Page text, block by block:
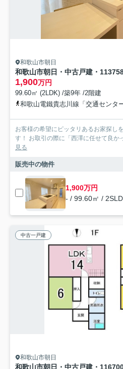
和歌山市朝日
和歌山市朝日・中古戸建・
1,900万円
99.60㎡ (2LDK) /築9年 /2階建
和歌山電鐵貴志川線「交通センタ
お客様の希望にピッタリあるお家探し
す！ お取引の際に「西澤に任せて良か
見る
販売中の物件
1,900万円
- / 99.60㎡ /
中古一戸建
和歌山市朝日
和歌山市朝日・中古戸建・